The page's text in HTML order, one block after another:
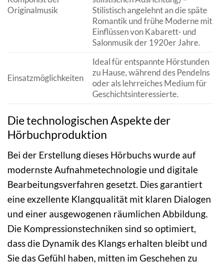
Originalmusik
Stilistisch angelehnt an die späte
Romantik und frühe Moderne mit
Einflüssen von Kabarett- und
Salonmusik der 1920er Jahre.
Einsatzmöglichkeiten
Ideal für entspannte Hörstunden
zu Hause, während des Pendelns
oder als lehrreiches Medium für
Geschichtsinteressierte.
Die technologischen Aspekte der
Hörbuchproduktion
Bei der Erstellung dieses Hörbuchs wurde auf
modernste Aufnahmetechnologie und digitale
Bearbeitungsverfahren gesetzt. Dies garantiert
eine exzellente Klangqualität mit klaren Dialogen
und einer ausgewogenen räumlichen Abbildung.
Die Kompressionstechniken sind so optimiert,
dass die Dynamik des Klangs erhalten bleibt und
Sie das Gefühl haben, mitten im Geschehen zu